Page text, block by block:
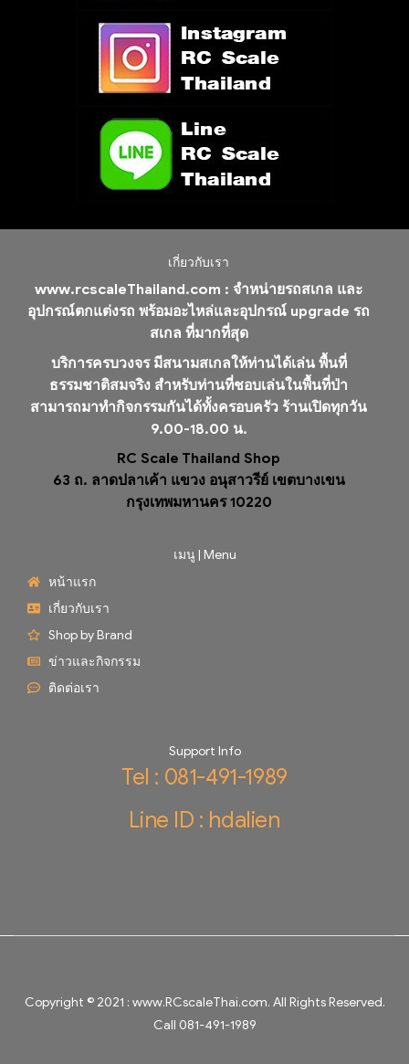
เกี่ยวกับเรา
www.rcscaleThailand.com : จำหน่ายรถสเกล และ
อุปกรณ์ตกแต่งรถ พร้อมอะไหล่และอุปกรณ์ upgrade รถ
สเกล ที่มากที่สุด
บริการครบวงจร มีสนามสเกลให้ท่านได้เล่น พื้นที่
ธรรมชาติสมจริง สำหรับท่านที่ชอบเล่นในพื้นที่ป่า
สามารถมาทำกิจกรรมกันได้ทั้งครอบครัว ร้านเปิดทุกวัน
9.00-18.00 น.
RC Scale Thailand Shop
63 ถ. ลาดปลาเค้า แขวง อนุสาวรีย์ เขตบางเขน
กรุงเทพมหานคร 10220
เมนู | Menu
หน้าแรก
เกี่ยวกับเรา
Shop by Brand
ข่าวและกิจกรรม
ติดต่อเรา
Support Info
Tel : 081-491-1989
Line ID : hdalien
Copyright © 2021 : www.RCscaleThai.com. All Rights Reserved.
Call 081-491-1989